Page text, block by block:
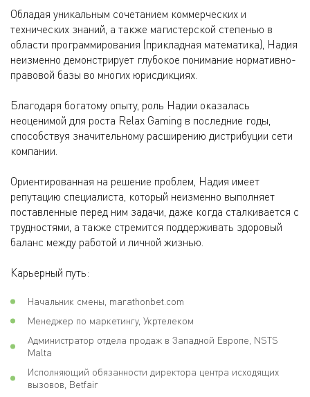
Обладая уникальным сочетанием коммерческих и
технических знаний, а также магистерской степенью в
области программирования (прикладная математика), Надия
неизменно демонстрирует глубокое понимание нормативно-
правовой базы во многих юрисдикциях.
Благодаря богатому опыту, роль Надии оказалась
неоценимой для роста Relax Gaming в последние годы,
способствуя значительному расширению дистрибуции сети
компании.
Ориентированная на решение проблем, Надия имеет
репутацию специалиста, который неизменно выполняет
поставленные перед ним задачи, даже когда сталкивается с
трудностями, а также стремится поддерживать здоровый
баланс между работой и личной жизнью.
Карьерный путь:
Начальник смены, marathonbet.com
Менеджер по маркетингу, Укртелеком
Администратор отдела продаж в Западной Европе, NSTS
Malta
Исполняющий обязанности директора центра исходящих
вызовов, Betfair